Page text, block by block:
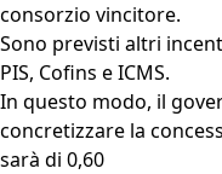
consorzio vincitore.
Sono previsti altri
PIS, Cofins e ICMS.
In questo modo, il
concretizzare la
sarà di 0,60